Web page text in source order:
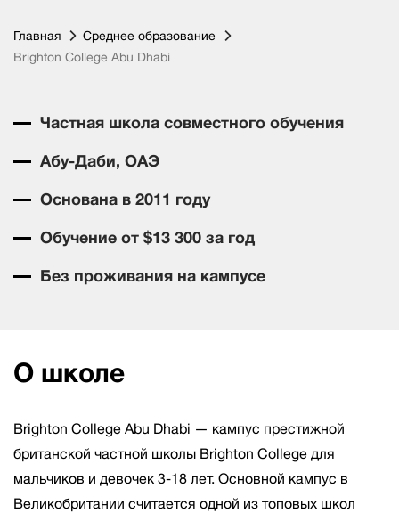
Главная
Среднее образование
Brighton College Abu Dhabi
Частная школа совместного обучения
Абу-Даби, ОАЭ
Основана в 2011 году
Обучение от $13 300 за год
Без проживания на кампусе
О школе
Brighton College Abu Dhabi — кампус престижной
британской частной школы Brighton College для
мальчиков и девочек 3-18 лет. Основной кампус в
Великобритании считается одной из топовых школ